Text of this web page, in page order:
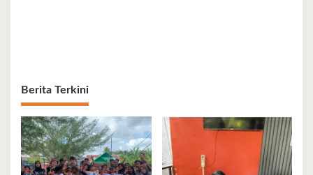
Berita Terkini